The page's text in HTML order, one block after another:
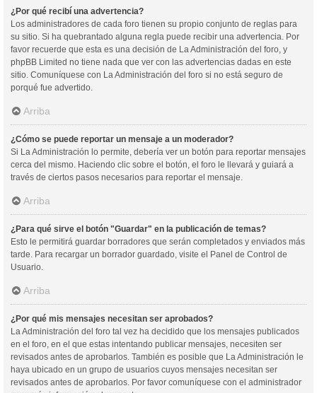
¿Por qué recibí una advertencia?
Los administradores de cada foro tienen su propio conjunto de reglas para
su sitio. Si ha quebrantado alguna regla puede recibir una advertencia. Por
favor recuerde que esta es una decisión de La Administración del foro, y
phpBB Limited no tiene nada que ver con las advertencias dadas en este
sitio. Comuníquese con La Administración del foro si no está seguro de
porqué fue advertido.
Arriba
¿Cómo se puede reportar un mensaje a un moderador?
Si La Administración lo permite, debería ver un botón para reportar mensajes
cerca del mismo. Haciendo clic sobre el botón, el foro le llevará y guiará a
través de ciertos pasos necesarios para reportar el mensaje.
Arriba
¿Para qué sirve el botón "Guardar" en la publicación de temas?
Esto le permitirá guardar borradores que serán completados y enviados más
tarde. Para recargar un borrador guardado, visite el Panel de Control de
Usuario.
Arriba
¿Por qué mis mensajes necesitan ser aprobados?
La Administración del foro tal vez ha decidido que los mensajes publicados
en el foro, en el que estas intentando publicar mensajes, necesiten ser
revisados antes de aprobarlos. También es posible que La Administración le
haya ubicado en un grupo de usuarios cuyos mensajes necesitan ser
revisados antes de aprobarlos. Por favor comuníquese con el administrador